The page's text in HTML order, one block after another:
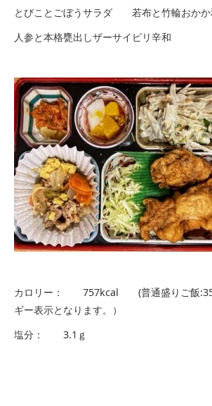
とびことごぼうサラダ 若布と竹輪おかか
人参と本格甕出しザーサイピリ辛和
カロリー： 757kcal (普通盛りご飯
ギー表示となります。）
塩分： 3.1ｇ